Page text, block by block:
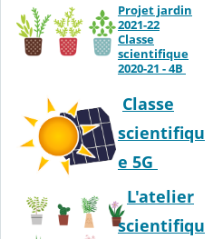
Projet jardin
2021-22
Classe
scientifique
2020-21 - 4B
Classe
scientifiqu
e 5G
L'atelier
scientifiqu